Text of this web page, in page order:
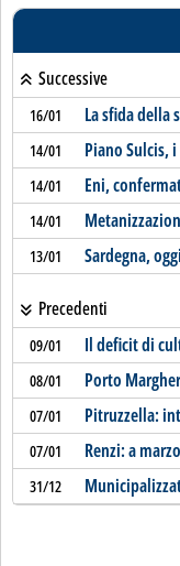
Successive
16/01 La sfida della
14/01 Piano Sulcis,
14/01 Eni,
14/01
13/01 Sardegna,
Precedenti
09/01 Il deficit di
08/01 Porto
07/01 Pitruzzella:
07/01 Renzi: a
31/12